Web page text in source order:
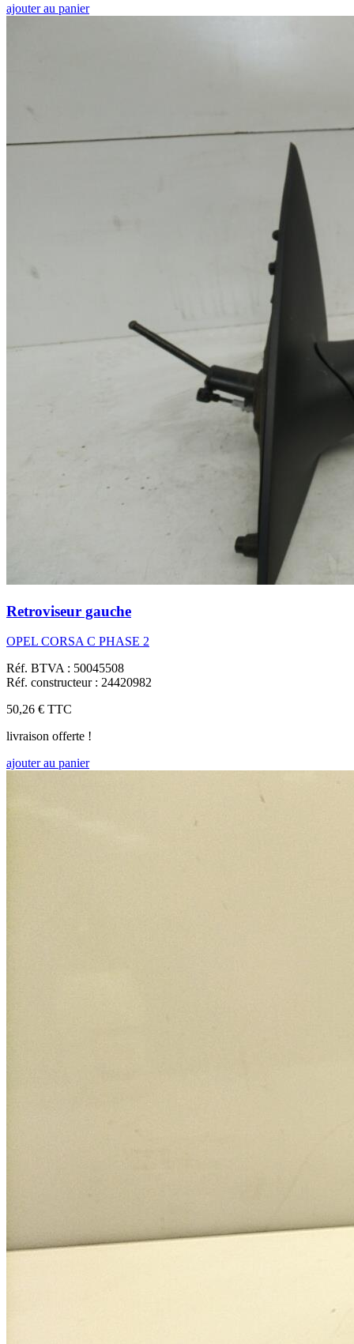
ajouter au panier
Retroviseur gauche
OPEL CORSA C PHASE 2
Réf. BTVA : 50045508
Réf. constructeur : 24420982
50,26 € TTC
livraison offerte !
ajouter au panier